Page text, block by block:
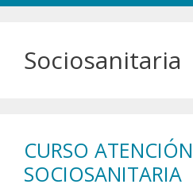
Sociosanitaria
CURSO ATENCIÓN
SOCIOSANITARIA